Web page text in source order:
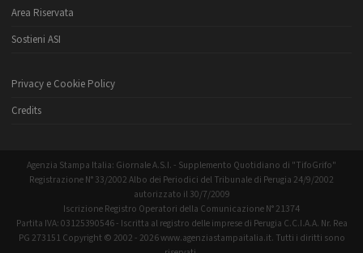
Area Riservata
Sostieni ASI
Privacy e Cookie Policy
Credits
Agenzia Stampa Italia: Giornale A.S.I. - Supplemento Quotidiano di "TifoGrifo"
Registrazione N° 33/2002 Albo dei Periodici del Tribunale di Perugia 24/9/2002
autorizzato il 30/7/2009
Iscrizione Registro Operatori della Comunicazione N° 21374
Partita IVA: 03125390546 - Iscritta al registro delle imprese di Perugia C.C.I.A.A. Nr. Rea
PG 273151 Copyright © 2002 - 2026 www.agenziastampaitalia.it. Tutti i diritti sono